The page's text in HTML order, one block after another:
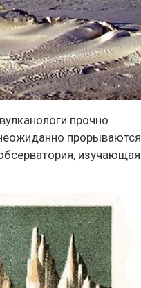
прочно
прорываются
изучающая